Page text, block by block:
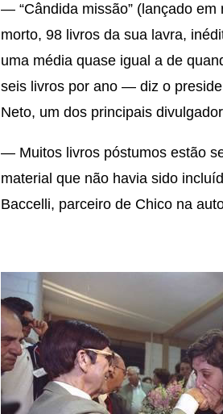
— “Cândida missão” (lançado
morto, 98 livros da sua lavra,
uma média quase igual a de
seis livros por ano — diz o
Neto, um dos principais
— Muitos livros póstumos estão
material que não havia sido
Baccelli, parceiro de Chico na